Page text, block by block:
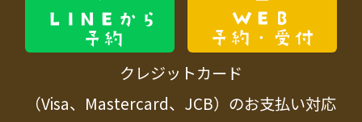
LINEから
予約
WEB
予約・受付
クレジットカード
（Visa、Mastercard、JCB）のお支払い対応